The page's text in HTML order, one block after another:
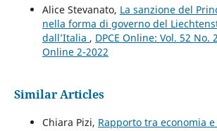
Alice Stevanato, La sanzione del
nella forma di governo del
dall’Italia , DPCE Online: Vol. 52 No.
Online 2-2022
Similar Articles
Chiara Pizi, Rapporto tra economia